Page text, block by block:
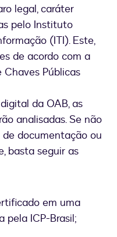
legal, caráter
pelo Instituto
(ITI). Este,
de acordo com a
Públicas
da OAB, as
analisadas. Se não
documentação ou
basta seguir as
em uma
pela ICP-Brasil;